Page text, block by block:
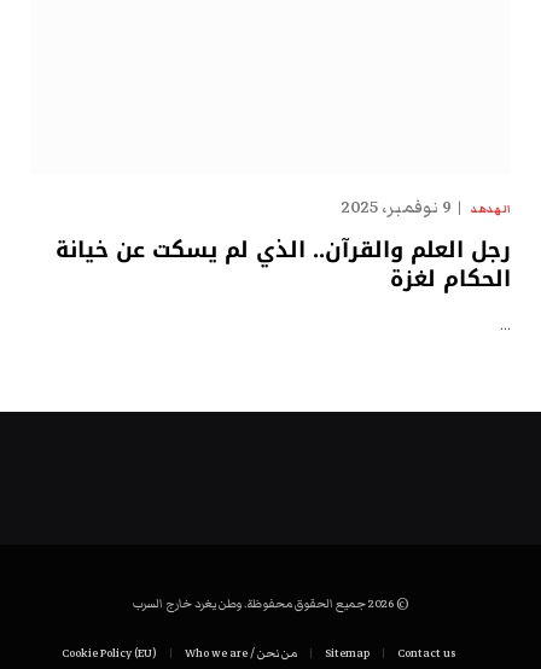
الهدهد 9 نوفمبر، 2025
رجل العلم والقرآن.. الذي لم يسكت عن خيانة
الحكام لغزة
…
© 2026 جميع الحقوق محفوظة. وطن يغرد خارج السرب
Contact us
Sitemap من نحن / Who we are Cookie Policy (EU)